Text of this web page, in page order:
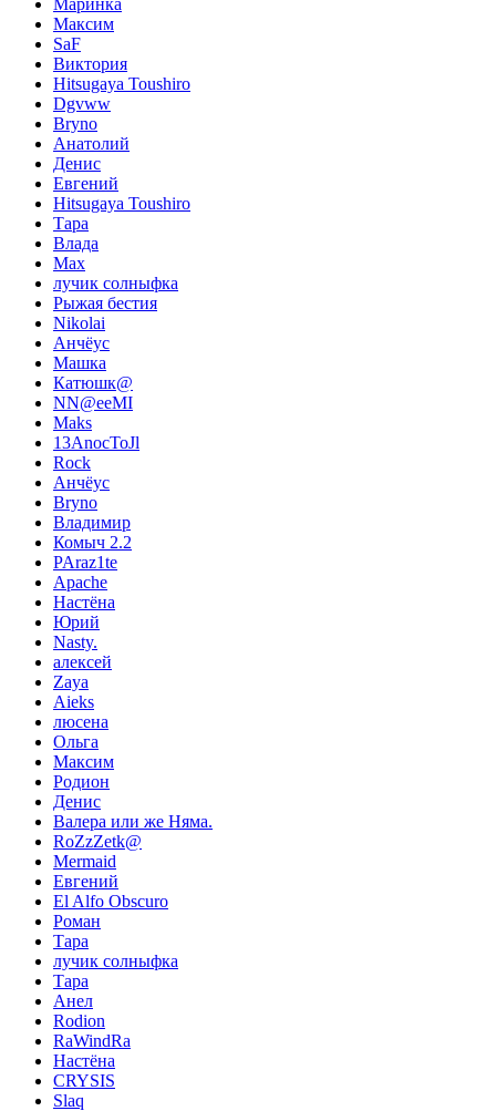
Максим
SaF
Виктория
Hitsugaya Toushiro
Dgvww
Bryno
Анатолий
Денис
Евгений
Hitsugaya Toushiro
Тара
Влада
Max
лучик солныфка
Рыжая бестия
Nikolai
Анчёус
Машка
Катюшк@
NN@eeMI
Maks
13AnocToJl
Rock
Анчёус
Bryno
Владимир
Комыч 2.2
PAraz1te
Apache
Настёна
Юрий
Nasty.
алексей
Zaya
Aieks
люсена
Ольга
Максим
Родион
Денис
Валера или же Няма.
RoZzZetk@
Mermaid
Евгений
El Alfo Obscuro
Роман
Тара
лучик солныфка
Тара
Анел
Rodion
RaWindRa
Настёна
CRYSIS
Slaq